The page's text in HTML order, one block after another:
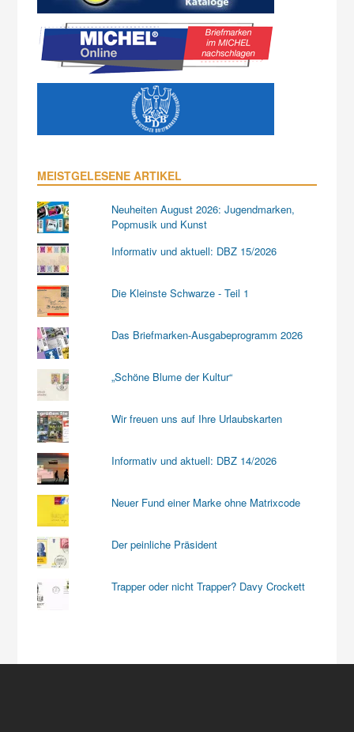
MEISTGELESENE ARTIKEL
Neuheiten August 2026: Jugendmarken,
Popmusik und Kunst
Informativ und aktuell: DBZ 15/2026
Die Kleinste Schwarze - Teil 1
Das Briefmarken-Ausgabeprogramm 2026
„Schöne Blume der Kultur“
Wir freuen uns auf Ihre Urlaubskarten
Informativ und aktuell: DBZ 14/2026
Neuer Fund einer Marke ohne Matrixcode
Der peinliche Präsident
Trapper oder nicht Trapper? Davy Crockett